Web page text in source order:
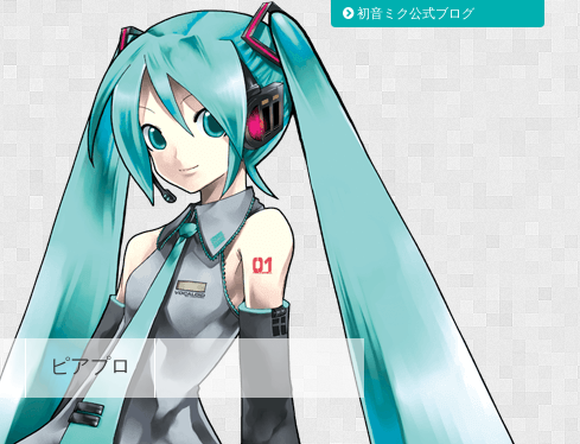
ピアプロ
初音ミク公式ブログ